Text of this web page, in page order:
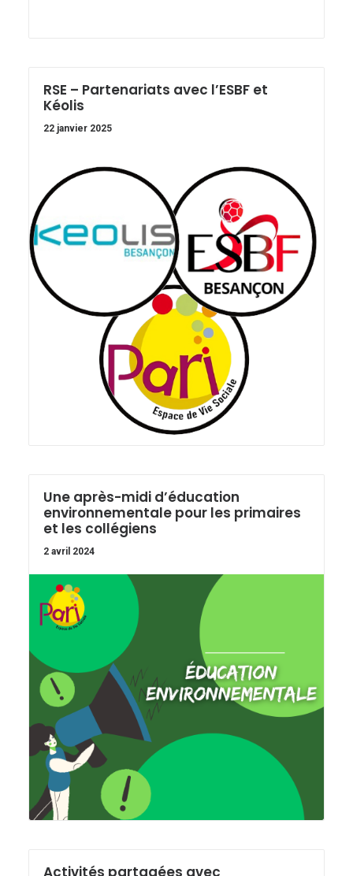
RSE – Partenariats avec l’ESBF et
Kéolis
22 janvier 2025
Une après-midi d’éducation
environnementale pour les primaires
et les collégiens
2 avril 2024
Activités partagées avec